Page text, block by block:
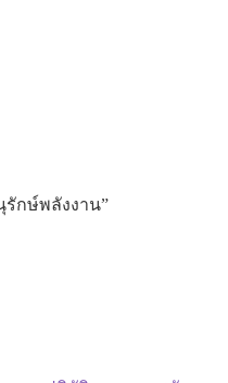
กษ์พลังงาน”